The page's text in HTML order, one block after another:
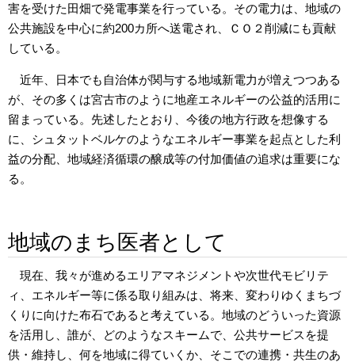
害を受けた田畑で発電事業を行っている。その電力は、地域の
公共施設を中心に約200カ所へ送電され、ＣＯ２削減にも貢献
している。
近年、日本でも自治体が関与する地域新電力が増えつつある
が、その多くは宮古市のように地産エネルギーの公益的活用に
留まっている。先述したとおり、今後の地方行政を想像する
に、シュタットベルケのようなエネルギー事業を起点とした利
益の分配、地域経済循環の醸成等の付加価値の追求は重要にな
る。
地域のまち医者として
現在、我々が進めるエリアマネジメントや次世代モビリテ
ィ、エネルギー等に係る取り組みは、将来、変わりゆくまちづ
くりに向けた布石であると考えている。地域のどういった資源
を活用し、誰が、どのようなスキームで、公共サービスを提
供・維持し、何を地域に得ていくか、そこでの連携・共生のあ